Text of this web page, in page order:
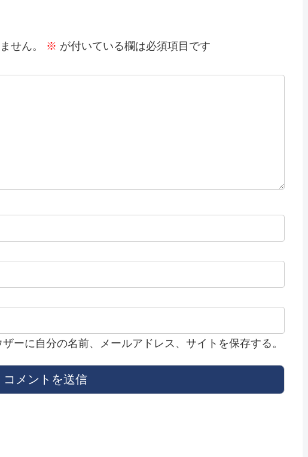
せん。 ※ が付いている欄は必須項目です
ーに自分の名前、メールアドレス、サイトを保存する。